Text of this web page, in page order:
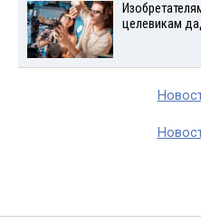
целевикам